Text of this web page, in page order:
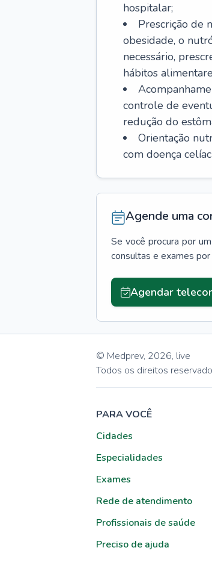
hospitalar;
Prescrição de
obesidade, o
necessário,
hábitos
controle de
redução do
Orientação
com doença
Agende uma
Se você procura por um
consultas e exames
Agendar
© Medprev, 2026, live
Todos os direitos
PARA VOCÊ
Cidades
Especialidades
Exames
Rede de atendimento
Profissionais de saúde
Preciso de ajuda